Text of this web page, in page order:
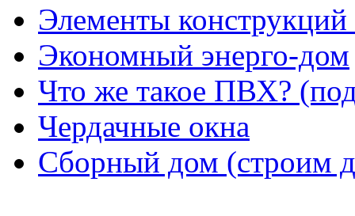
Элементы
Экономный энерго-дом
Что же такое ПВХ?
Чердачные окна
Сборный дом (строим